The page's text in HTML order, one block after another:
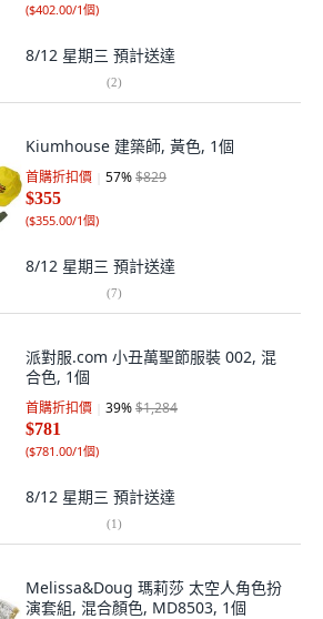
($402.00/1個)
8/12 星期三 預計送達
(2)
Kiumhouse 建築師, 黃色, 1個
首購折扣價 57%$829
$355
($355.00/1個)
8/12 星期三 預計送達
(7)
派對服.com 小丑萬聖節服裝 002, 混
合色, 1個
首購折扣價 39%$1,284
$781
($781.00/1個)
8/12 星期三 預計送達
(1)
Melissa&Doug 瑪莉莎 太空人角色扮
演套組, 混合顏色, MD8503, 1個